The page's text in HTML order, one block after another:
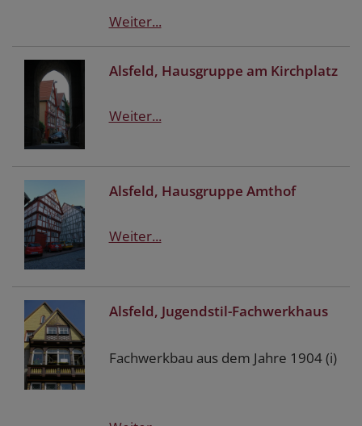
Weiter...
Alsfeld, Hausgruppe am Kirchplatz
Weiter...
Alsfeld, Hausgruppe Amthof
Weiter...
Alsfeld, Jugendstil-Fachwerkhaus
Fachwerkbau aus dem Jahre 1904 (i)